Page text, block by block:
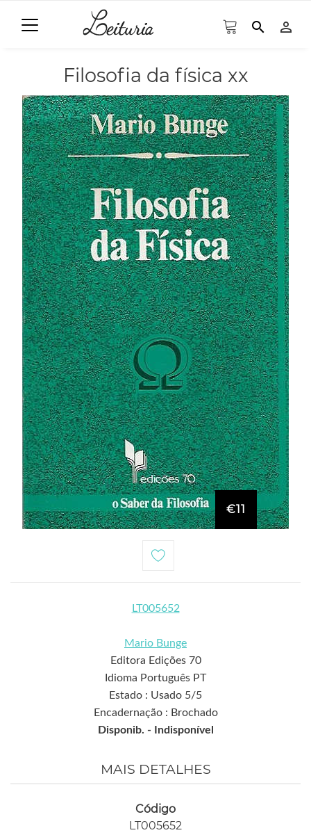
search person_outline
Filosofia da física xx
€11
LT005652
Mario Bunge
Editora Edições 70
Idioma Português PT
Estado : Usado 5/5
Encadernação : Brochado
Disponib. -
Indisponível
MAIS DETALHES
Código
LT005652